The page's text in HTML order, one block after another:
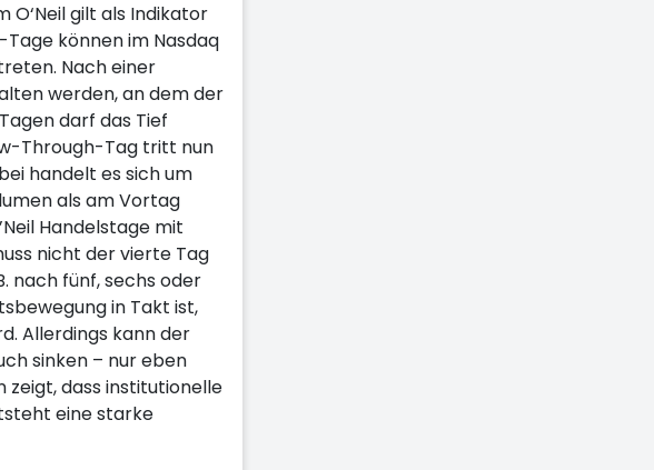
O‘Neil gilt als Indikator
können im Nasdaq
Nach einer
werden, an dem der
darf das Tief
Through-Tag tritt nun
handelt es sich um
als am Vortag
Handelstage mit
nicht der vierte Tag
nach fünf, sechs oder
in Takt ist,
Allerdings kann der
sinken – nur eben
zeigt, dass institutionelle
eine starke